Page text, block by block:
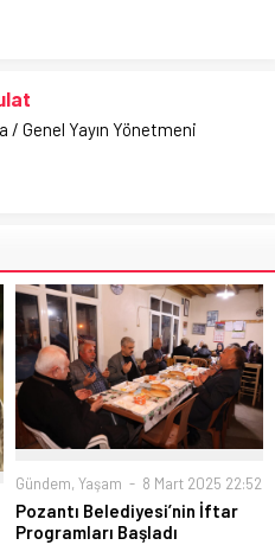
/ Genel Yayın Yönetmeni
Gündem, Yaşam 8 Mart 2025 22:52
Pozantı Belediyesi’nin İftar
Programları Başladı